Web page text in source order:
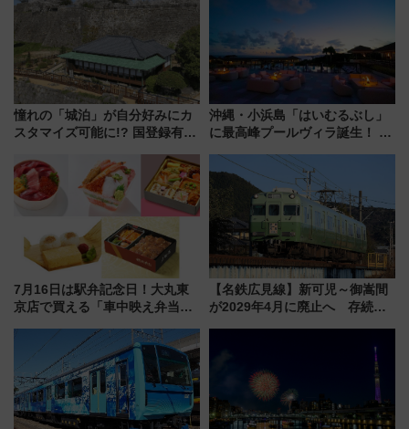
憧れの「城泊」が自分好みにカ
スタマイズ可能に!? 国登録有形
にオーダーメイド型の宿泊プラ
ンが誕生！
沖縄・小浜島「はいむるぶし」
に最高峰プールヴィラ誕生！ 石
美旅「何もしない贅沢」を体験
してみない？
7月16日は駅弁記念日！大丸東
京店で買える「車中映え弁当」
【名鉄広見線】新可児～御嵩間
が2029年4月に廃止へ 存続協